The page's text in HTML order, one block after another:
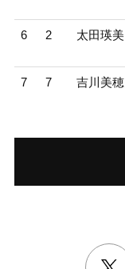
6 2 太田瑛美
7 7 吉川美穂